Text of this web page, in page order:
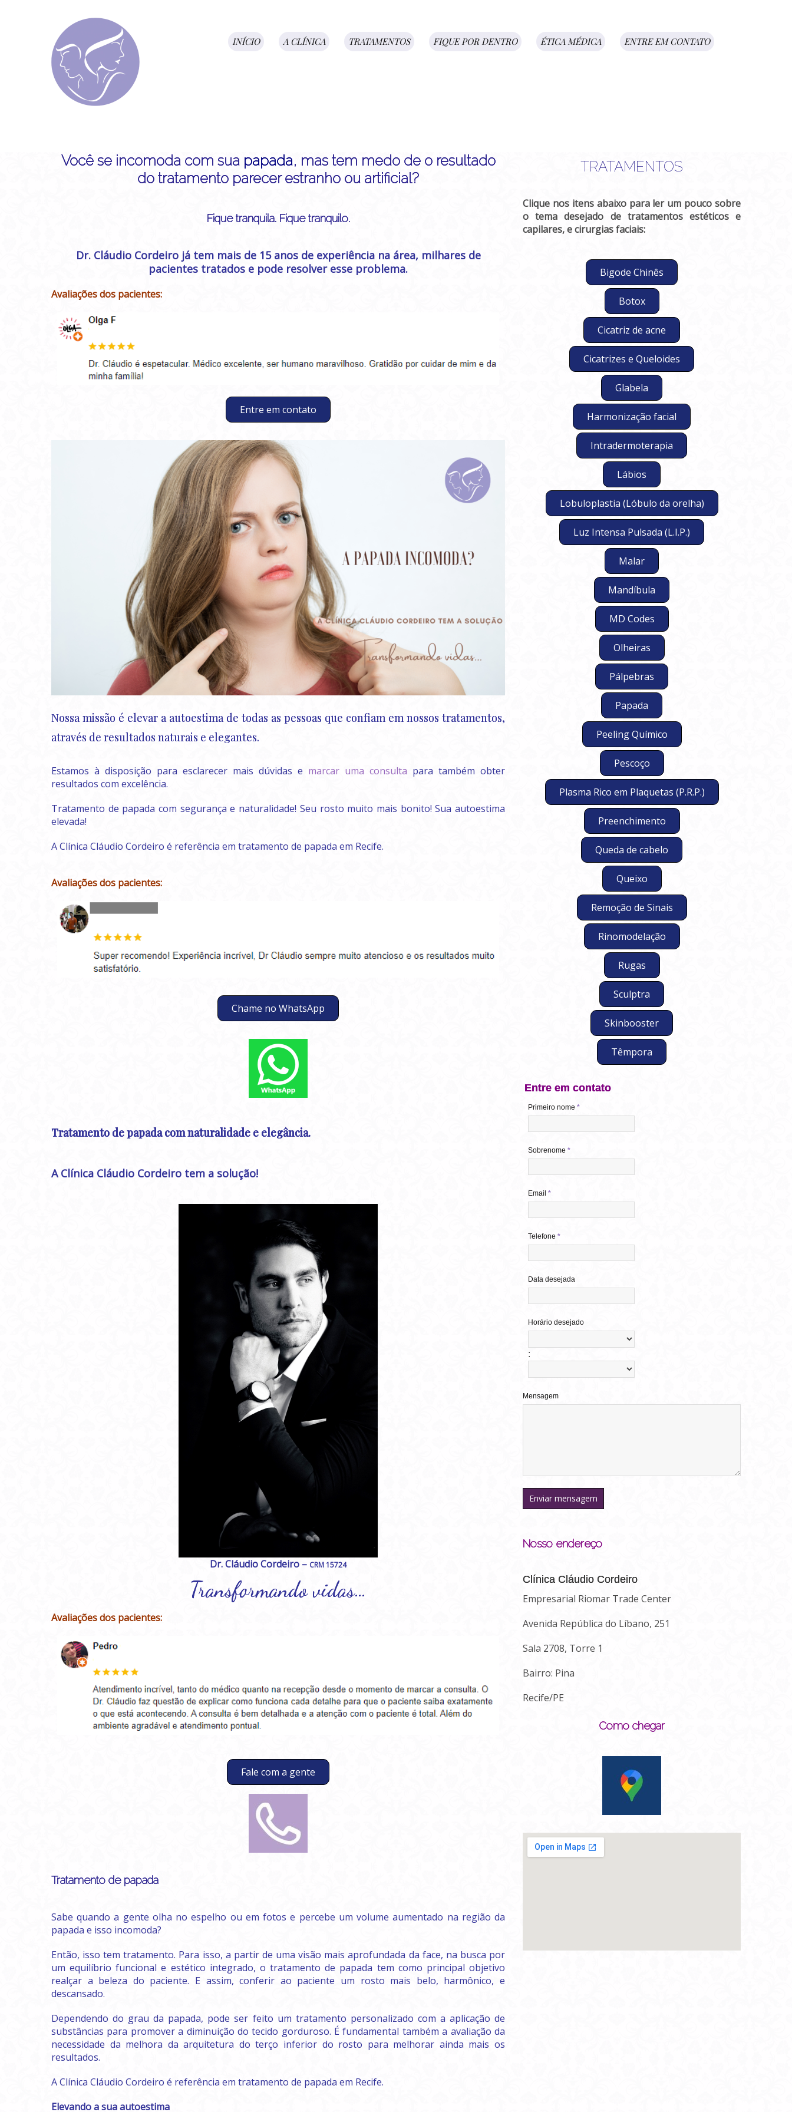
INÍCIO A CLÍNICA TRATAMENTOS FIQUE POR DENTRO ÉTICA MÉDICA ENTRE EM CONTATO
Você se incomoda com sua papada, mas tem medo de o resultado
do tratamento parecer estranho ou artificial?
Fique tranquila. Fique tranquilo.
Dr. Cláudio Cordeiro já tem mais de 15 anos de experiência na área, milhares de
pacientes tratados e pode resolver esse problema.
Avaliações dos pacientes:
Entre em contato
Nossa missão é elevar a autoestima de todas as pessoas que confiam em nossos tratamentos,
através de resultados naturais e elegantes.
Estamos à disposição para esclarecer mais dúvidas e marcar uma consulta para também obter
resultados com excelência.
Tratamento de papada com segurança e naturalidade! Seu rosto muito mais bonito! Sua autoestima
elevada!
A Clínica Cláudio Cordeiro é referência em tratamento de papada em Recife.
Avaliações dos pacientes:
Chame no WhatsApp
Tratamento de papada com naturalidade e elegância.
A Clínica Cláudio Cordeiro tem a solução!
Dr. Cláudio Cordeiro – CRM 15724
Transformando vidas…
Avaliações dos pacientes:
Fale com a gente
Tratamento de papada
Sabe quando a gente olha no espelho ou em fotos e percebe um volume aumentado na região da
papada e isso incomoda?
Então, isso tem tratamento. Para isso, a partir de uma visão mais aprofundada da face, na busca por
um equilíbrio funcional e estético integrado, o tratamento de papada tem como principal objetivo
realçar a beleza do paciente. E assim, conferir ao paciente um rosto mais belo, harmônico, e
descansado.
Dependendo do grau da papada, pode ser feito um tratamento personalizado com a aplicação de
substâncias para promover a diminuição do tecido gorduroso. É fundamental também a avaliação da
necessidade da melhora da arquitetura do terço inferior do rosto para melhorar ainda mais os
resultados.
A Clínica Cláudio Cordeiro é referência em tratamento de papada em Recife.
Elevando a sua autoestima
TRATAMENTOS
Clique nos itens abaixo para ler um pouco sobre
o tema desejado de tratamentos estéticos e
capilares, e cirurgias faciais:
Bigode Chinês
Botox
Cicatriz de acne
Cicatrizes e Queloides
Glabela
Harmonização facial
Intradermoterapia
Lábios
Lobuloplastia (Lóbulo da orelha)
Luz Intensa Pulsada (L.I.P.)
Malar
Mandíbula
MD Codes
Olheiras
Pálpebras
Papada
Peeling Químico
Pescoço
Plasma Rico em Plaquetas (P.R.P.)
Preenchimento
Queda de cabelo
Queixo
Remoção de Sinais
Rinomodelação
Rugas
Sculptra
Skinbooster
Têmpora
Entre em contato
Primeiro nome*
Sobrenome*
Email*
Telefone*
Data desejada
Horário desejado
:
Mensagem
Nosso endereço
Clínica Cláudio Cordeiro
Empresarial Riomar Trade Center
Avenida República do Líbano, 251
Sala 2708, Torre 1
Bairro: Pina
Recife/PE
Como chegar